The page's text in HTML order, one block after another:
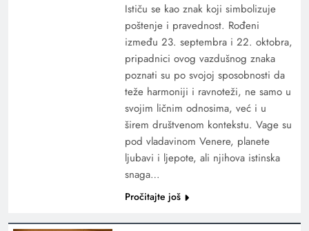
Ističu se kao znak koji simbolizuje
poštenje i pravednost. Rođeni
između 23. septembra i 22. oktobra,
pripadnici ovog vazdušnog znaka
poznati su po svojoj sposobnosti da
teže harmoniji i ravnoteži, ne samo u
svojim ličnim odnosima, već i u
širem društvenom kontekstu. Vage su
pod vladavinom Venere, planete
ljubavi i ljepote, ali njihova istinska
snaga…
Pročitajte još